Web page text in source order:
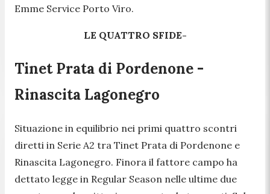
Emme Service Porto Viro.
LE QUATTRO SFIDE-
Tinet Prata di Pordenone -
Rinascita Lagonegro
Situazione in equilibrio nei primi quattro scontri
diretti in Serie A2 tra Tinet Prata di Pordenone e
Rinascita Lagonegro. Finora il fattore campo ha
dettato legge in Regular Season nelle ultime due